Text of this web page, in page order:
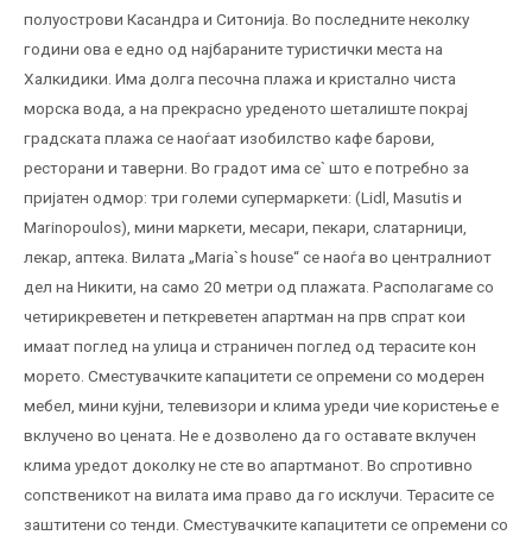
полуострови Касандра и Ситонија. Во последните неколку
години ова е едно од најбараните туристички места на
Халкидики. Има долга песочна плажа и кристално чиста
морска вода, а на прекрасно уреденото шеталиште покрај
градската плажа се наоѓаат изобилство кафе барови,
ресторани и таверни. Во градот има се` што е потребно за
пријатен одмор: три големи супермаркети: (Lidl, Masutis и
Marinopoulos), мини маркети, месари, пекари, слатарници,
лекар, аптека. Вилата „Maria`s house“ се наоѓа во централниот
дел на Никити, на само 20 метри од плажата. Располагаме со
четирикреветен и петкреветен апартман на прв спрат кои
имаат поглед на улица и страничен поглед од терасите кон
морето. Сместувачките капацитети се опремени со модерен
мебел, мини кујни, телевизори и клима уреди чие користење е
вклучено во цената. Не е дозволено да го оставате вклучен
клима уредот доколку не сте во апартманот. Во спротивно
сопственикот на вилата има право да го исклучи. Терасите се
заштитени со тенди. Сместувачките капацитети се опремени со